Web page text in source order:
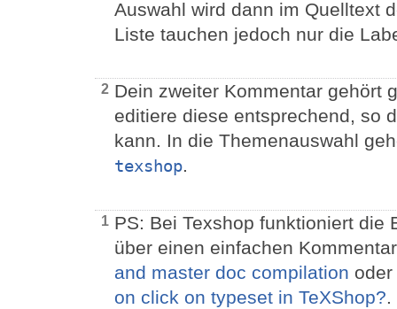
Auswahl wird dann im Quelltext
Liste tauchen jedoch nur die
2 Dein zweiter Kommentar gehört
editiere diese entsprechend, so
kann. In die Themenauswahl
texshop.
1 PS: Bei Texshop funktioniert die
über einen einfachen
and master doc compilation oder
on click on typeset in TeXShop?.